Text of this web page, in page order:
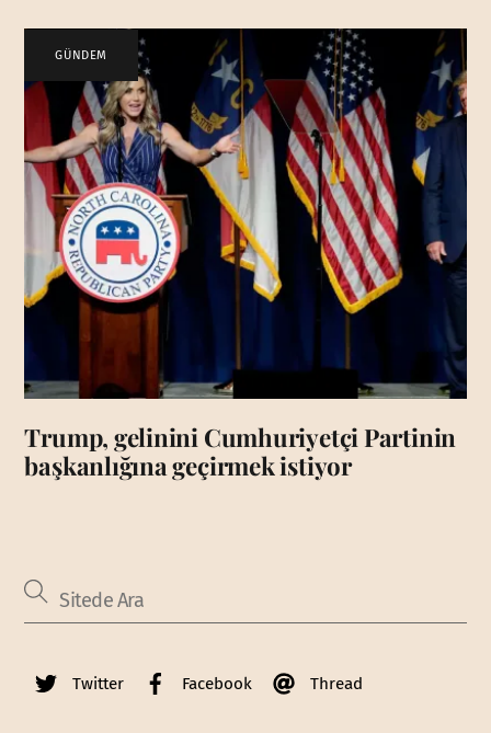
GÜNDEM
Trump, gelinini Cumhuriyetçi Partinin
başkanlığına geçirmek istiyor
Twitter Facebook Thread